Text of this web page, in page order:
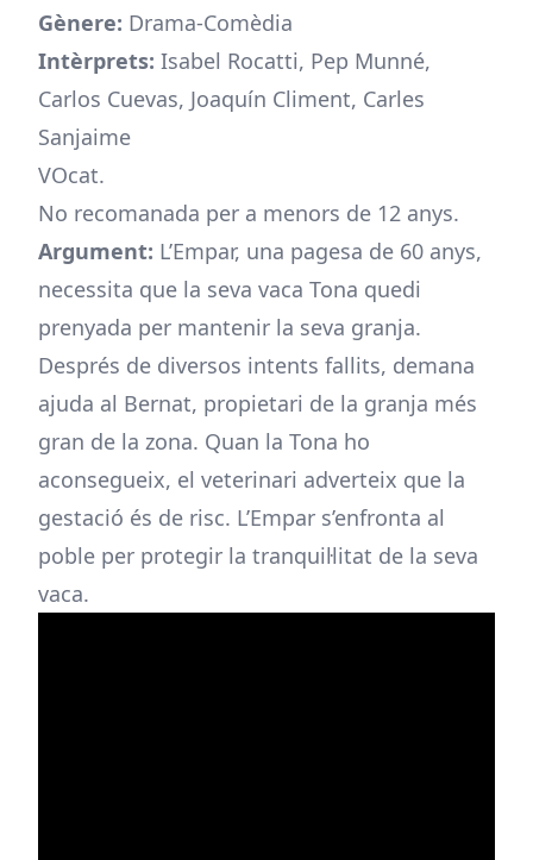
Gènere: Drama-Comèdia
Intèrprets: Isabel Rocatti, Pep Munné,
Carlos Cuevas, Joaquín Climent, Carles
Sanjaime
VOcat.
No recomanada per a menors de 12 anys.
Argument: L’Empar, una pagesa de 60 anys,
necessita que la seva vaca Tona quedi
prenyada per mantenir la seva granja.
Després de diversos intents fallits, demana
ajuda al Bernat, propietari de la granja més
gran de la zona. Quan la Tona ho
aconsegueix, el veterinari adverteix que la
gestació és de risc. L’Empar s’enfronta al
poble per protegir la tranquil·litat de la seva
vaca.